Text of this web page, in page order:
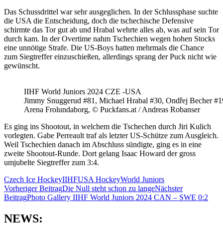
Das Schussdrittel war sehr ausgeglichen. In der Schlussphase suchte
die USA die Entscheidung, doch die tschechische Defensive
schirmte das Tor gut ab und Hrabal wehrte alles ab, was auf sein Tor
durch kam. In der Overtime nahm Tschechien wegen hohen Stocks
eine unnötige Strafe. Die US-Boys hatten mehrmals die Chance
zum Siegtreffer einzuschießen, allerdings sprang der Puck nicht wie
gewünscht.
IIHF World Juniors 2024 CZE -USA
Jimmy Snuggerud #81, Michael Hrabal #30, Ondřej Becher
Arena Frolundaborg, © Puckfans.at / Andreas Robanser
Es ging ins Shootout, in welchem die Tschechen durch Jiri Kulich
vorlegten. Gabe Perreault traf als letzter US-Schütze zum Ausgleich.
Weil Tschechien danach im Abschluss sündigte, ging es in eine
zweite Shootout-Runde. Dort gelang Isaac Howard der gross
umjubelte Siegtreffer zum 3:4.
Czech Ice HockeyIIHFUSA HockeyWorld Juniors
Beitragsnavigation
Vorheriger BeitragDie Null steht schon zu langeNächster
BeitragPhoto Gallery IIHF World Juniors 2024 CAN – SWE 0:2
NEWS: